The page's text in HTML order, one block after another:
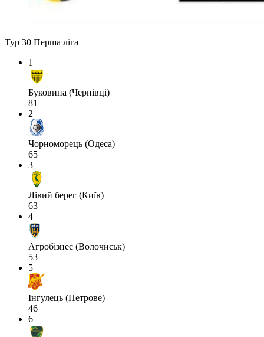
Тур 30 Перша ліга
1
Буковина (Чернівці)
81
2
Чорноморець (Одеса)
65
3
Лівий берег (Київ)
63
4
Агробізнес (Волочиськ)
53
5
Інгулець (Петрове)
46
6